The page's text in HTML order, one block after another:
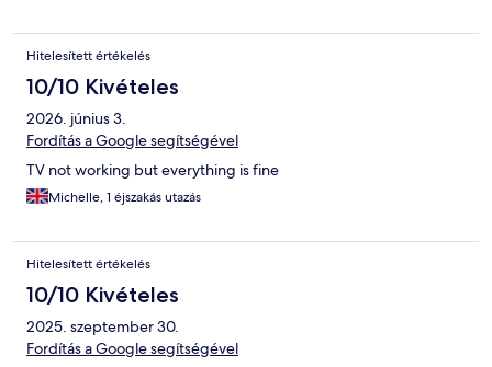
Hitelesített értékelés
10/10 Kivételes
2026. június 3.
Fordítás a Google segítségével
TV not working but everything is fine
Michelle, 1 éjszakás utazás
Hitelesített értékelés
10/10 Kivételes
2025. szeptember 30.
Fordítás a Google segítségével